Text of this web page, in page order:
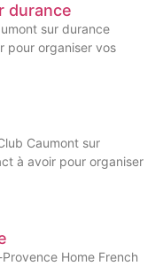
durance
sur durance
pour organiser vos
Caumont sur
à avoir pour organiser
Home French